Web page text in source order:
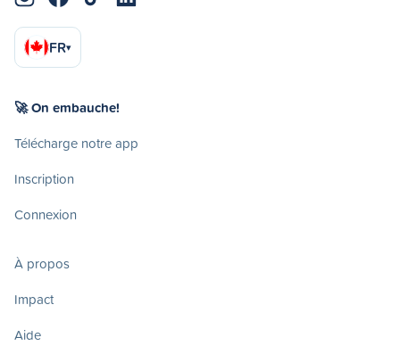
FR▾
🚀 On embauche!
Télécharge notre app
Inscription
Connexion
À propos
Impact
Aide